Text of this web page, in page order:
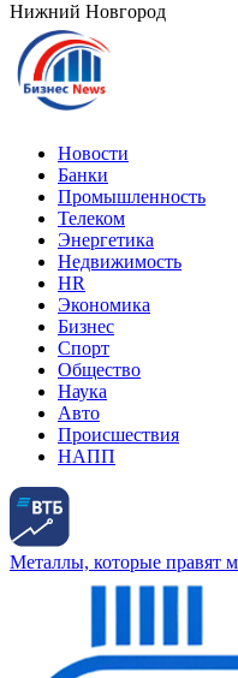
Нижний Новгород
Новости
Банки
Промышленность
Телеком
Энергетика
Недвижимость
HR
Экономика
Бизнес
Спорт
Общество
Наука
Авто
Происшествия
НАПП
Металлы, которые правят